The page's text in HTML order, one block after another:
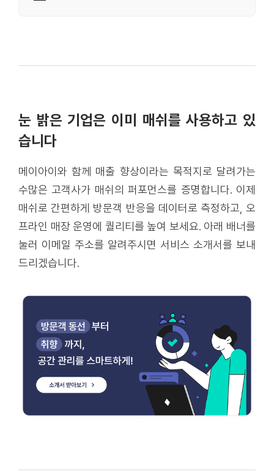
눈 밝은 기업은 이미 매쉬를 사용하고 있
습니다
메이아이와 함께 매출 향상이라는 목적지로 달려가는
수많은 고객사가 매쉬의 퍼포먼스를 증명합니다. 이제
매쉬로 간편하게 방문객 반응을 데이터로 측정하고, 오
프라인 매장 운영에 퀄리티를 높여 보세요. 아래 배너를
눌러 이메일 주소를 알려주시면 서비스 소개서를 보내
드리겠습니다.